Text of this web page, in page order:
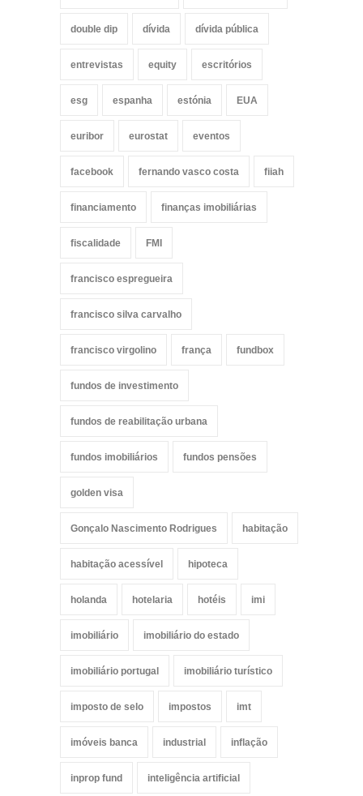
double dip dívida dívida pública
entrevistas equity escritórios
esg espanha estónia EUA
euribor eurostat eventos
facebook fernando vasco costa fiiah
financiamento finanças imobiliárias
fiscalidade FMI
francisco espregueira
francisco silva carvalho
francisco virgolino frança fundbox
fundos de investimento
fundos de reabilitação urbana
fundos imobiliários fundos pensões
golden visa
Gonçalo Nascimento Rodrigues habitação
habitação acessível hipoteca
holanda hotelaria hotéis imi
imobiliário imobiliário do estado
imobiliário portugal imobiliário turístico
imposto de selo impostos imt
imóveis banca industrial inflação
inprop fund inteligência artificial